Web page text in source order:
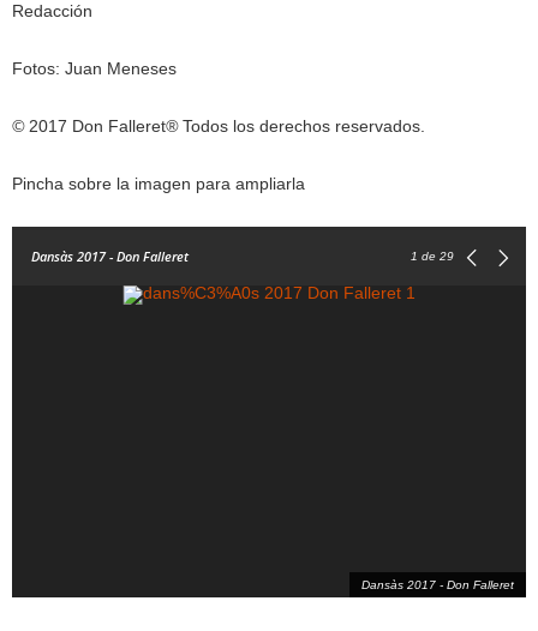
Redacción
Fotos: Juan Meneses
©2017 Don Falleret®Todos los derechos reservados.
Pincha sobre la imagen para ampliarla
Dansàs 2017 - Don Falleret 1 de 29
Dansàs 2017 - Don Falleret